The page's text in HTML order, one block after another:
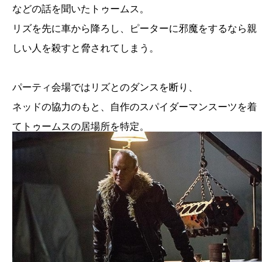
などの話を聞いたトゥームス。
リズを先に車から降ろし、ピーターに邪魔をするなら親
しい人を殺すと脅されてしまう。
パーティ会場ではリズとのダンスを断り、
ネッドの協力のもと、自作のスパイダーマンスーツを着
てトゥームスの居場所を特定。